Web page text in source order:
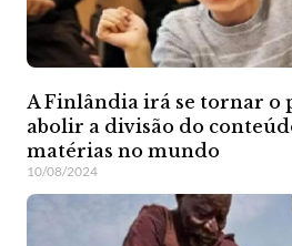
A Finlândia irá se tornar o
abolir a divisão do
matérias no mundo
10/08/2024